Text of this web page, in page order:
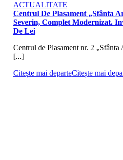
ACTUALITATE
Centrul De Plasament „Sfânta
Severin, Complet Modernizat.
De Lei
Centrul de Plasament nr. 2
[...]
Citește mai departeCitește mai